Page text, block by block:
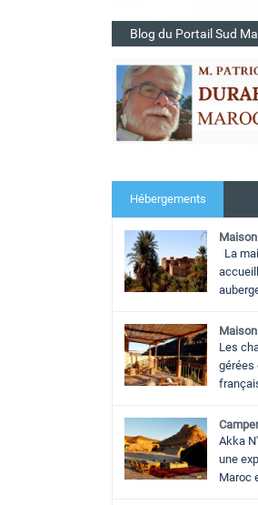
Blog du Portail Sud
Hébergements
La
Les
gérées
Akka
une
Maroc